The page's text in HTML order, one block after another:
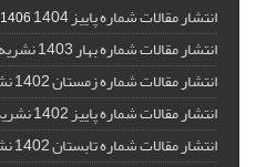
انتشار مقالات شماره پاییز 1404 1406-07-08
انتشار مقالات شماره بهار 1403 نشریه
انتشار مقالات شماره زمستان 1402 نشریه
انتشار مقالات شماره پاییز 1402 نشریه
انتشار مقالات شماره تابستان 1402 نشریه